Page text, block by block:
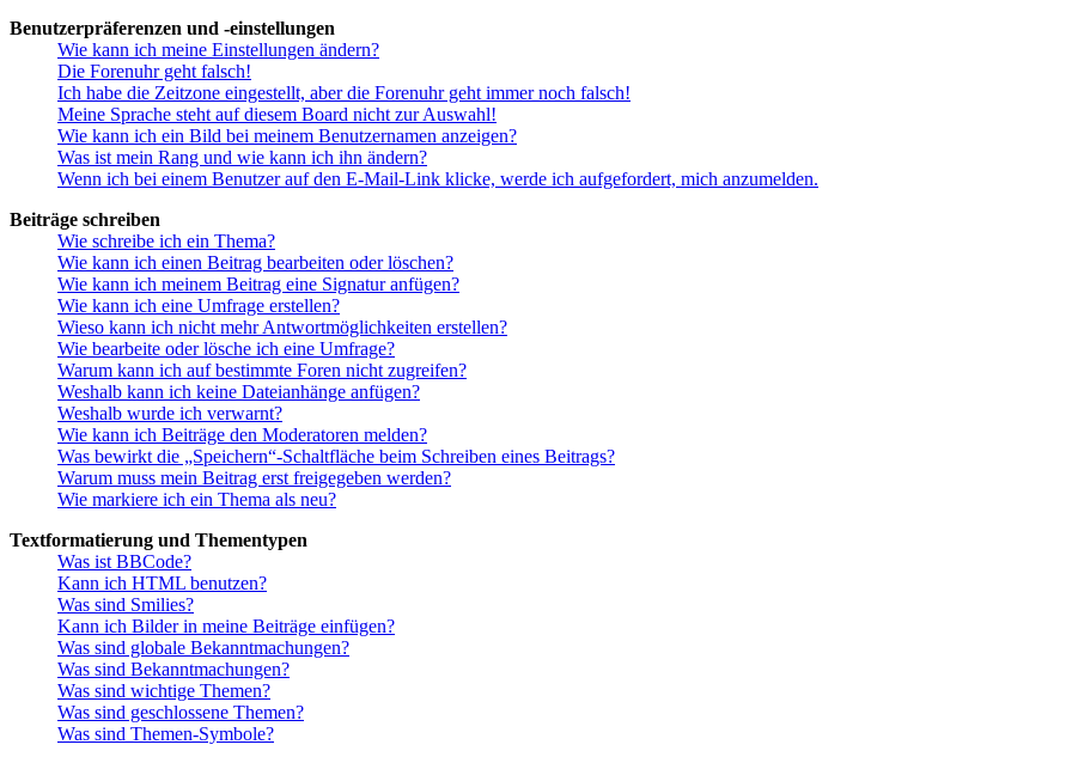
Benutzerpräferenzen und -einstellungen
Wie kann ich meine Einstellungen ändern?
Die Forenuhr geht falsch!
Ich habe die Zeitzone eingestellt, aber die Forenuhr geht immer noch falsch!
Meine Sprache steht auf diesem Board nicht zur Auswahl!
Wie kann ich ein Bild bei meinem Benutzernamen anzeigen?
Was ist mein Rang und wie kann ich ihn ändern?
Wenn ich bei einem Benutzer auf den E-Mail-Link klicke, werde ich aufgefordert, mich anzumelden.
Beiträge schreiben
Wie schreibe ich ein Thema?
Wie kann ich einen Beitrag bearbeiten oder löschen?
Wie kann ich meinem Beitrag eine Signatur anfügen?
Wie kann ich eine Umfrage erstellen?
Wieso kann ich nicht mehr Antwortmöglichkeiten erstellen?
Wie bearbeite oder lösche ich eine Umfrage?
Warum kann ich auf bestimmte Foren nicht zugreifen?
Weshalb kann ich keine Dateianhänge anfügen?
Weshalb wurde ich verwarnt?
Wie kann ich Beiträge den Moderatoren melden?
Was bewirkt die „Speichern“-Schaltfläche beim Schreiben eines Beitrags?
Warum muss mein Beitrag erst freigegeben werden?
Wie markiere ich ein Thema als neu?
Textformatierung und Thementypen
Was ist BBCode?
Kann ich HTML benutzen?
Was sind Smilies?
Kann ich Bilder in meine Beiträge einfügen?
Was sind globale Bekanntmachungen?
Was sind Bekanntmachungen?
Was sind wichtige Themen?
Was sind geschlossene Themen?
Was sind Themen-Symbole?